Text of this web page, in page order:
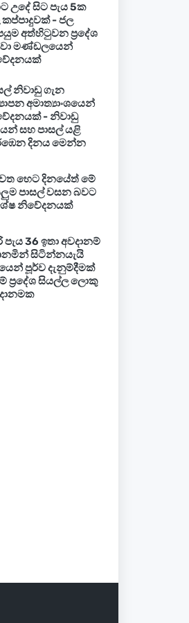
උදේ සිට පැය 5ක
- ජල
අත්හිටුවන ප්‍රදේශ
මණ්ඩලයෙන්
නිවාඩු ගැන
අමාත්‍යාංශයෙන්
- නිවාඩු
සහ පාසල් යළි
දිනය මෙන්න
හෙට දිනයේත් මේ
පාසල් වසන බවට
නිවේදනයක්
පැය 36 ඉතා අවදානම්
සිටින්නයැයි
පූර්ව දැනුම්දීමක්
ප්‍රදේශ සියල්ල ලොකු